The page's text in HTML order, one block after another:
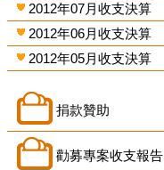
2012年07月收支決算
2012年06月收支決算
2012年05月收支決算
捐款贊助
勸募專案收支報告